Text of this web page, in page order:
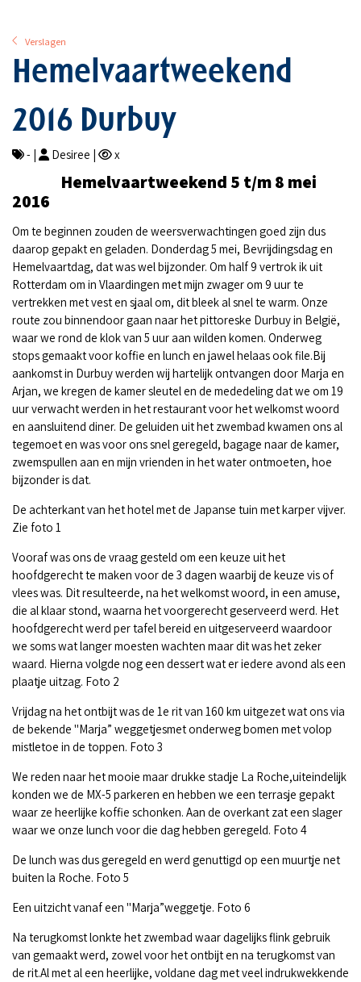
Verslagen
Hemelvaartweekend
2016 Durbuy
- | Desiree | x
Hemelvaartweekend 5 t/m 8 mei
2016
Om te beginnen zouden de weersverwachtingen goed zijn dus
daarop gepakt en geladen. Donderdag 5 mei, Bevrijdingsdag en
Hemelvaartdag, dat was wel bijzonder. Om half 9 vertrok ik uit
Rotterdam om in Vlaardingen met mijn zwager om 9 uur te
vertrekken met vest en sjaal om, dit bleek al snel te warm. Onze
route zou binnendoor gaan naar het pittoreske Durbuy in België,
waar we rond de klok van 5 uur aan wilden komen. Onderweg
stops gemaakt voor koffie en lunch en jawel helaas ook file.Bij
aankomst in Durbuy werden wij hartelijk ontvangen door Marja en
Arjan, we kregen de kamer sleutel en de mededeling dat we om 19
uur verwacht werden in het restaurant voor het welkomst woord
en aansluitend diner. De geluiden uit het zwembad kwamen ons al
tegemoet en was voor ons snel geregeld, bagage naar de kamer,
zwemspullen aan en mijn vrienden in het water ontmoeten, hoe
bijzonder is dat.
De achterkant van het hotel met de Japanse tuin met karper vijver.
Zie foto 1
Vooraf was ons de vraag gesteld om een keuze uit het
hoofdgerecht te maken voor de 3 dagen waarbij de keuze vis of
vlees was. Dit resulteerde, na het welkomst woord, in een amuse,
die al klaar stond, waarna het voorgerecht geserveerd werd. Het
hoofdgerecht werd per tafel bereid en uitgeserveerd waardoor
we soms wat langer moesten wachten maar dit was het zeker
waard. Hierna volgde nog een dessert wat er iedere avond als een
plaatje uitzag. Foto 2
Vrijdag na het ontbijt was de 1e rit van 160 km uitgezet wat ons via
de bekende "Marja” weggetjesmet onderweg bomen met volop
mistletoe in de toppen. Foto 3
We reden naar het mooie maar drukke stadje La Roche,uiteindelijk
konden we de MX-5 parkeren en hebben we een terrasje gepakt
waar ze heerlijke koffie schonken. Aan de overkant zat een slager
waar we onze lunch voor die dag hebben geregeld. Foto 4
De lunch was dus geregeld en werd genuttigd op een muurtje net
buiten la Roche. Foto 5
Een uitzicht vanaf een "Marja”weggetje. Foto 6
Na terugkomst lonkte het zwembad waar dagelijks flink gebruik
van gemaakt werd, zowel voor het ontbijt en na terugkomst van
de rit.Al met al een heerlijke, voldane dag met veel indrukwekkende